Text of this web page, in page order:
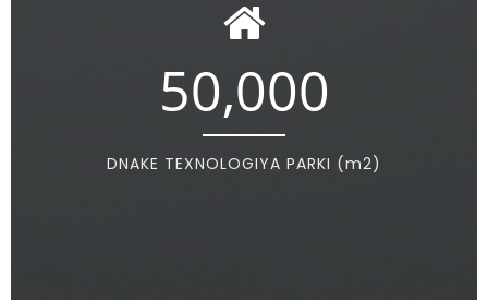
50,000
DNAKE TEXNOLOGIYA PARKI (m2)